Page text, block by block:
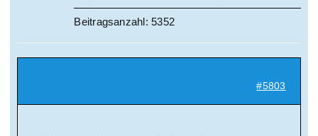
Beitragsanzahl: 5352
#5803